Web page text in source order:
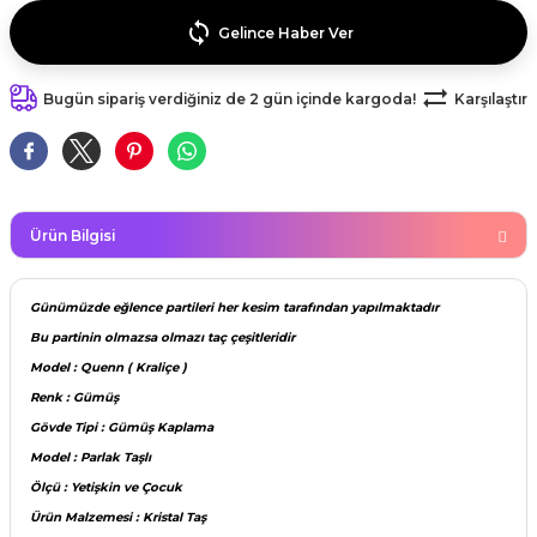
Veda Parti Malzemeleri
Süsleri (Halloween)
Günü
dişim
Maskeleri
modelleri (süslü
Malzemeleri
Taş Baskı Ürünleri
Ürünleri
Gelince Haber Ver
Bugün sipariş verdiğiniz de 2 gün içinde kargoda! Karşılaştır
Ürün Bilgisi
Günümüzde eğlence partileri her kesim tarafından yapılmaktadır
Bu partinin olmazsa olmazı taç çeşitleridir
Model : Quenn ( Kraliçe )
Renk : Gümüş
Gövde Tipi : Gümüş Kaplama
Model : Parlak Taşlı
Ölçü : Yetişkin ve Çocuk
Ürün Malzemesi : Kristal Taş